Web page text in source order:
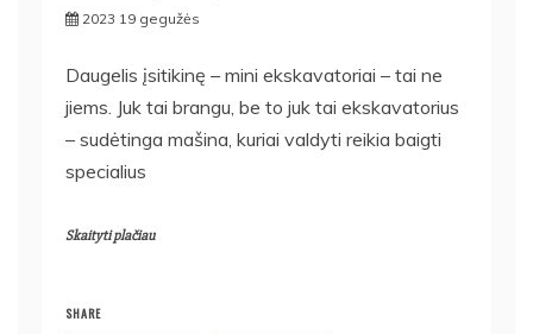
2023 19 gegužės
Daugelis įsitikinę – mini ekskavatoriai – tai ne
jiems. Juk tai brangu, be to juk tai ekskavatorius
– sudėtinga mašina, kuriai valdyti reikia baigti
specialius
Skaityti plačiau
SHARE